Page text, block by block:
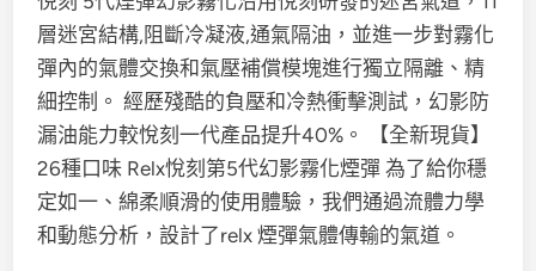
層迷宮結構,阻斷冷凝液,通氣隔油，並進一步對霧化
彈內的氣體交換和氣壓補償模塊進行獨立隔離、精
細控制。 經歷殘酷的負壓和冷熱衝擊測試，幻影防
漏油能力較悅刻一代產品提升40%。 【全新現貨】
26種口味 Relx悅刻第5代幻影霧化煙彈 為了給你穩
定如一、綿柔順滑的使用體驗，我們通過流體力學
和動態分析，設計了relx 煙彈氣體傳輸的氣道。